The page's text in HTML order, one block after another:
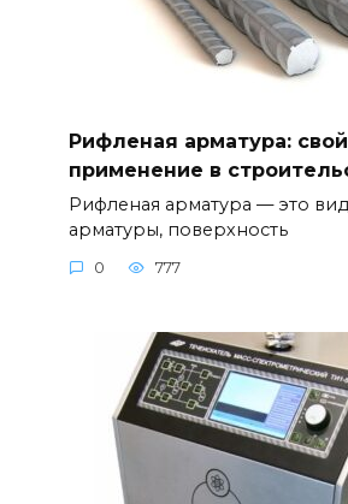
Рифленая арматура:
применение в
Рифленая арматура — это
арматуры, поверхность
0 777